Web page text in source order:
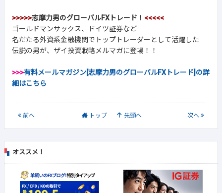
>>>>>志摩力男のグローバルFXトレード！ <<<<<
ゴールドマンサックス、ドイツ証券など
名だたる外資系金融機関でトップトレーダーとして活躍した
伝説の男が、ザイ投資戦略メルマガに登場！！
>>>有料メールマガジン[志摩力男のグローバルFXトレード]の詳
細はこちら
前へ トップ 先頭へ 次へ
オススメ！